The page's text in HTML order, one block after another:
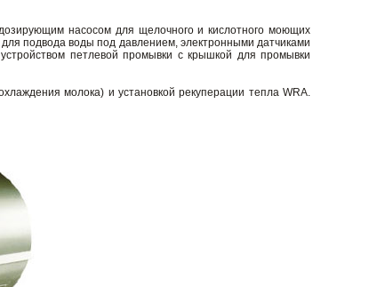
дозирующим насосом для щелочного и кислотного моющих
подвода воды под давлением, электронными датчиками
петлевой промывки с крышкой для промывки
молока) и установкой рекуперации тепла WRA.